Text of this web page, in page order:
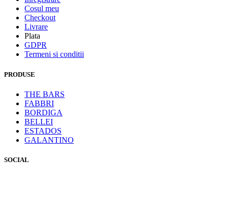
Cosul meu
Checkout
Livrare
Plata
GDPR
Termeni si conditii
PRODUSE
THE BARS
FABBRI
BORDIGA
BELLEI
ESTADOS
GALANTINO
SOCIAL